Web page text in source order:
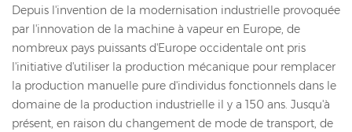
Depuis l'invention de la modernisation industrielle provoquée
par l'innovation de la machine à vapeur en Europe, de
nombreux pays puissants d'Europe occidentale ont pris
l'initiative d'utiliser la production mécanique pour remplacer
la production manuelle pure d'individus fonctionnels dans le
domaine de la production industrielle il y a 150 ans. Jusqu'à
présent, en raison du changement de mode de transport, de